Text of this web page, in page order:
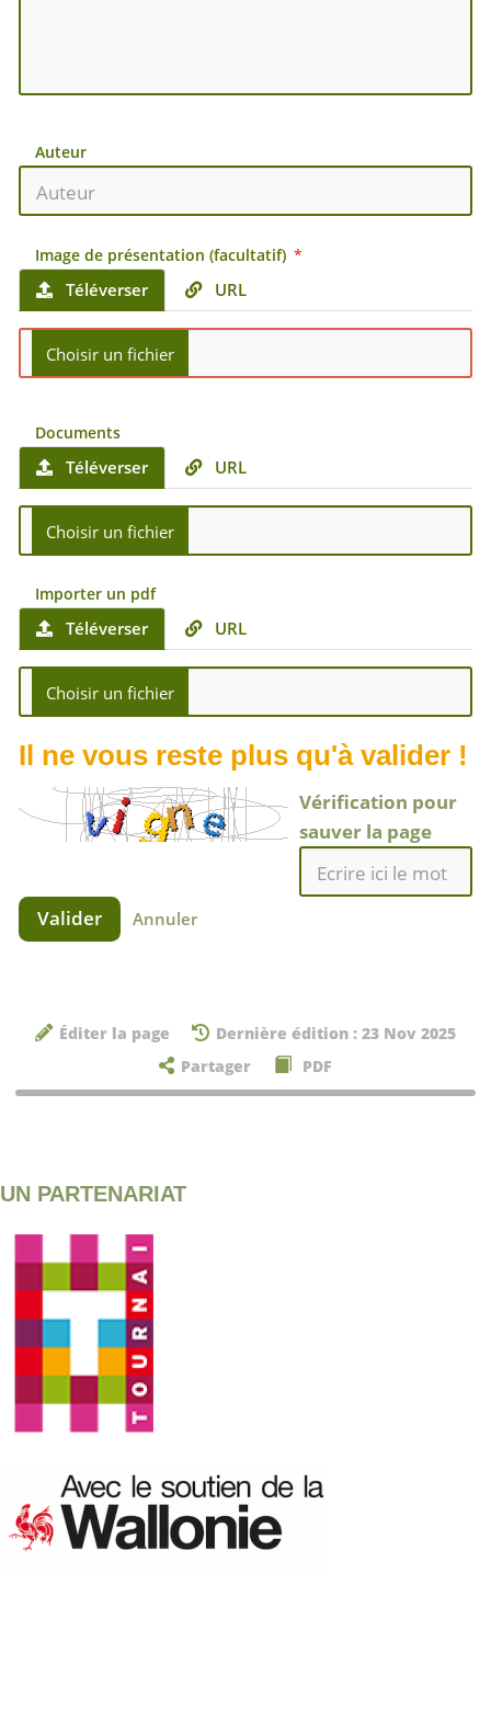
Auteur
Image de présentation (facultatif)
Téléverser URL
Documents
Téléverser URL
Importer un pdf
Téléverser URL
Il ne vous reste plus qu'à valider !
Vérification pour
sauver la page
Valider Annuler
Éditer la page
Dernière édition : 23 Nov 2025
Partager
PDF
UN PARTENARIAT